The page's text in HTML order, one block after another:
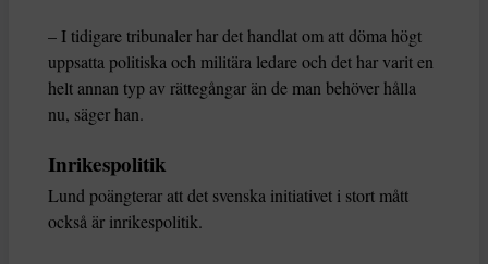
– I tidigare tribunaler har det handlat om att döma högt
uppsatta politiska och militära ledare och det har varit en
helt annan typ av rättegångar än de man behöver hålla
nu, säger han.
Inrikespolitik
Lund poängterar att det svenska initiativet i stort mått
också är inrikespolitik.